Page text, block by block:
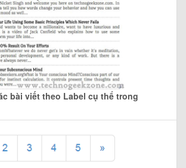
bài viết theo Label cụ thể trong